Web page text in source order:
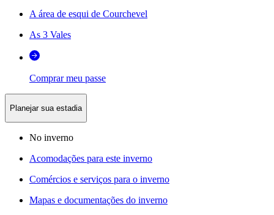
A área de esqui de Courchevel
As 3 Vales
Comprar meu passe
Planejar sua estadia
No inverno
Acomodações para este inverno
Comércios e serviços para o inverno
Mapas e documentações do inverno